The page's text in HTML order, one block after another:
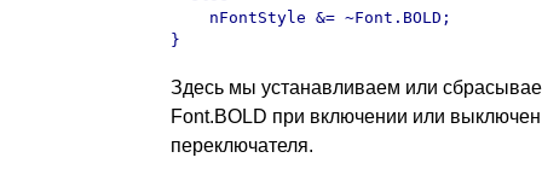
    nFontStyle &= ~Font.BOLD;
}
Здесь мы устанавливаем или
Font.BOLD при включении или
переключателя.